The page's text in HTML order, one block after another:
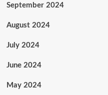
September 2024
August 2024
July 2024
June 2024
May 2024